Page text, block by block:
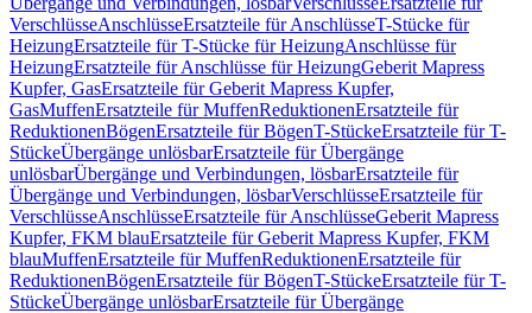
VerschlüsseAnschlüsseErsatzteile für AnschlüsseT-Stücke für
HeizungErsatzteile für T-Stücke für HeizungAnschlüsse für
HeizungErsatzteile für Anschlüsse für HeizungGeberit Mapress
Kupfer, GasErsatzteile für Geberit Mapress Kupfer,
GasMuffenErsatzteile für MuffenReduktionenErsatzteile für
ReduktionenBögenErsatzteile für BögenT-StückeErsatzteile für T-
StückeÜbergänge unlösbarErsatzteile für Übergänge
unlösbarÜbergänge und Verbindungen, lösbarErsatzteile für
Übergänge und Verbindungen, lösbarVerschlüsseErsatzteile für
VerschlüsseAnschlüsseErsatzteile für AnschlüsseGeberit Mapress
Kupfer, FKM blauErsatzteile für Geberit Mapress Kupfer, FKM
blauMuffenErsatzteile für MuffenReduktionenErsatzteile für
ReduktionenBögenErsatzteile für BögenT-StückeErsatzteile für T-
StückeÜbergänge unlösbarErsatzteile für Übergänge